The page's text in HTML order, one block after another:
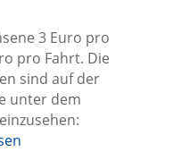
3 Euro pro
pro Fahrt. Die
sind auf der
unter dem